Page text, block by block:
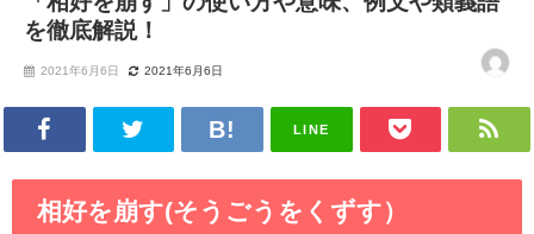
を徹底解説！
2021年6月6日 2021年6月6日
LINE
相好を崩す(そうごうをくずす）